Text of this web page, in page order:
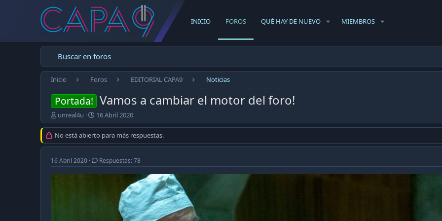
INICIO FOROS QUÉ HAY DE NUEVO MIEMBROS
Buscar en foros
Inicio Foros EDITORIAL CAPA9 Noticias
Portada! Vamos a cambiar el motor del foro!
E
m
p
e
z
ó
e
l
unreal4u
F
e
c
h
a
d
e
p
16 Abril 2020
No está abierto para más respuestas.
16 Abril 2020 Respuestas: 78